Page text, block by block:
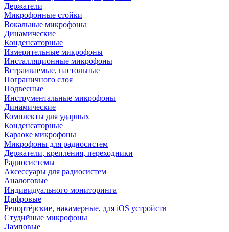
Держатели
Микрофонные стойки
Вокальные микрофоны
Динамические
Конденсаторные
Измерительные микрофоны
Инсталляционные микрофоны
Встраиваемые, настольные
Пограничного слоя
Подвесные
Инструментальные микрофоны
Динамические
Комплекты для ударных
Конденсаторные
Караоке микрофоны
Микрофоны для радиосистем
Держатели, крепления, переходники
Радиосистемы
Аксессуары для радиосистем
Аналоговые
Индивидуального мониторинга
Цифровые
Репортёрские, накамерные, для iOS устройств
Студийные микрофоны
Ламповые